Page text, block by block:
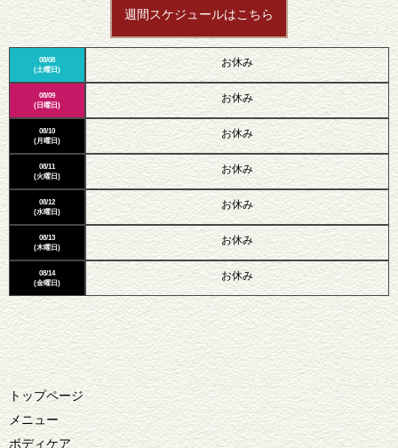
週間スケジュールはこちら
08/08
(土曜日)
08/09
(日曜日)
08/10
(月曜日)
08/11
(火曜日)
08/12
(水曜日)
08/13
(木曜日)
08/14
(金曜日)
お休み
お休み
お休み
お休み
お休み
お休み
お休み
トップページ
メニュー
ボディケア